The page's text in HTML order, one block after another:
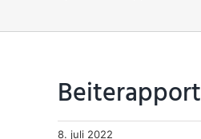
Beiterapport
8. juli 2022